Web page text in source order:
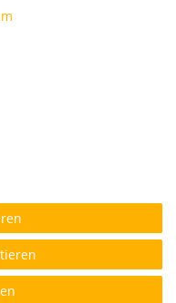
zzgl. Versandkosten.
vorbehalten.